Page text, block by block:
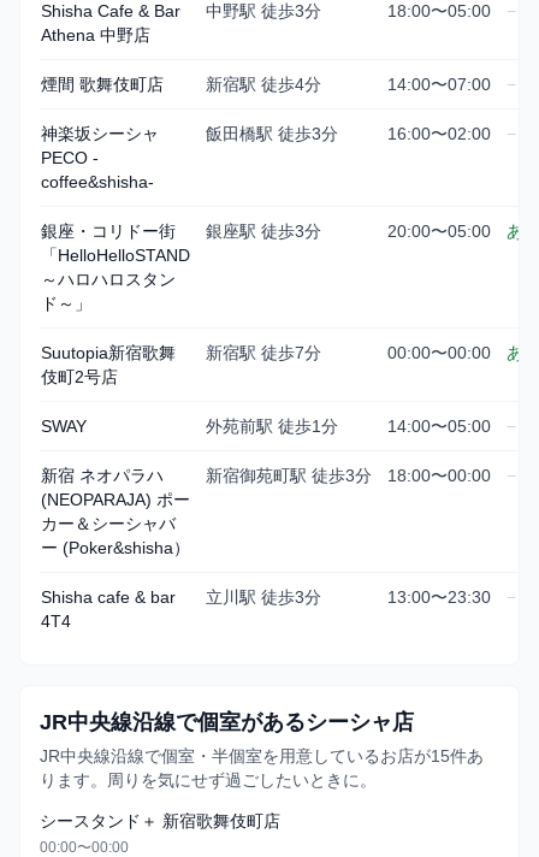
Shisha Cafe & Bar
Athena 中野店
中野駅 徒歩3分 18:00〜05:00 −
煙間 歌舞伎町店 新宿駅 徒歩4分 14:00〜07:00 −
神楽坂シーシャ
PECO -
coffee&shisha-
飯田橋駅 徒歩3分 16:00〜02:00 −
銀座・コリドー街
「HelloHelloSTAND
～ハロハロスタン
ド～」
銀座駅 徒歩3分 20:00〜05:00 あり
Suutopia新宿歌舞
伎町2号店
新宿駅 徒歩7分 00:00〜00:00 あり
SWAY 外苑前駅 徒歩1分 14:00〜05:00 −
新宿 ネオパラハ
(NEOPARAJA) ポー
カー＆シーシャバ
ー (Poker&shisha）
新宿御苑町駅 徒歩3分 18:00〜00:00 −
Shisha cafe & bar
4T4
立川駅 徒歩3分 13:00〜23:30 −
JR中央線沿線で個室があるシーシャ店
JR中央線沿線で個室・半個室を用意しているお店が15件あ
ります。周りを気にせず過ごしたいときに。
シースタンド＋ 新宿歌舞伎町店
00:00〜00:00